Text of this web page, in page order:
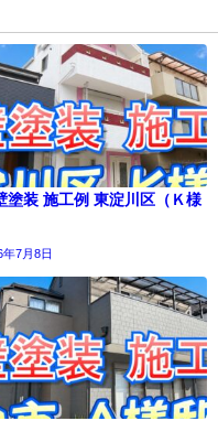
塗装 施工例 東淀川区（Ｋ様
年7月8日